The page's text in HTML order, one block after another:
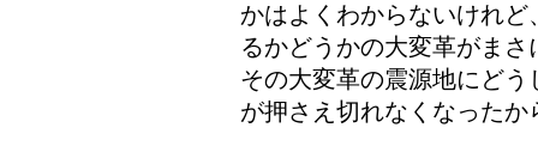
かはよくわからないけれ
るかどうかの大変革がま
その大変革の震源地にど
が押さえ切れなくなったか